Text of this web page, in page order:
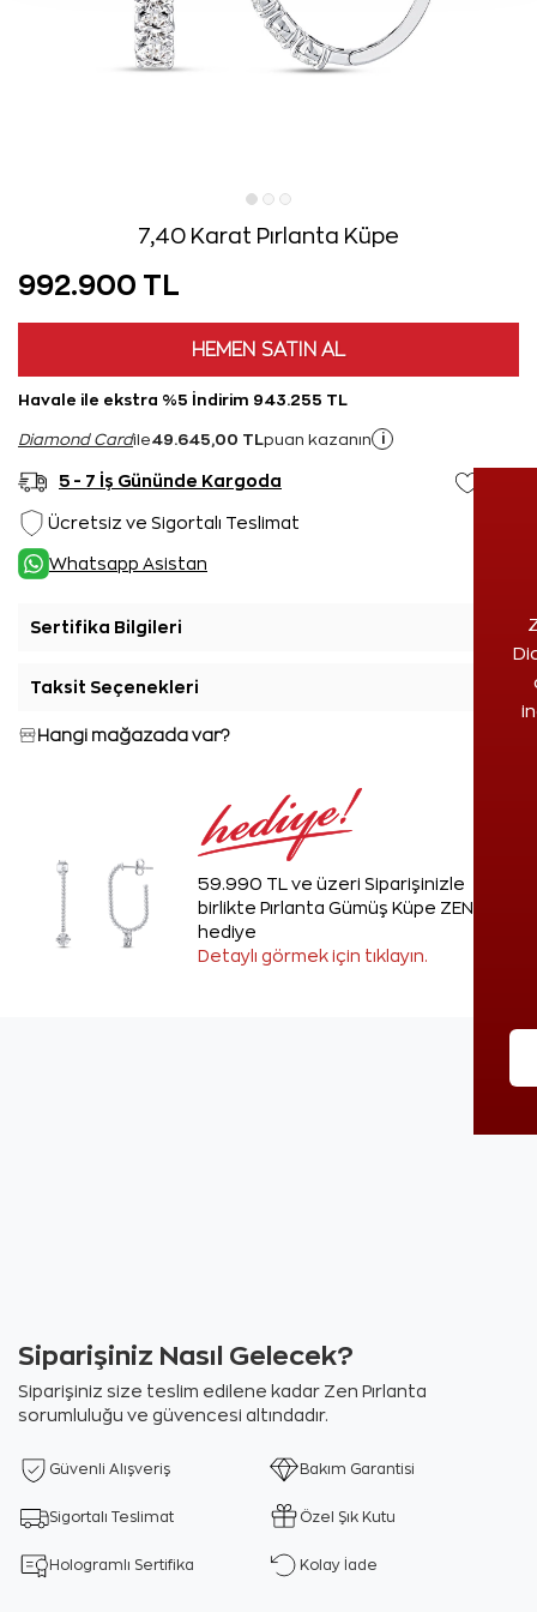
7,40 Karat Pırlanta Küpe
992.900 TL
HEMEN SATIN AL
Havale ile ekstra %5 İndirim 943.255 TL
Diamond Cardile49.645,00 TL puan kazanın i
5 - 7 İş Gününde Kargoda
Ücretsiz ve Sigortalı Teslimat
Whatsapp Asistan
Sertifika Bilgileri
Taksit Seçenekleri
Hangi mağazada var?
59.990 TL ve üzeri Siparişinizle
birlikte Pırlanta Gümüş Küpe ZEN'den
hediye
Detaylı görmek için tıklayın.
Siparişiniz Nasıl Gelecek?
Siparişiniz size teslim edilene kadar Zen Pırlanta
sorumluluğu ve güvencesi altındadır.
Güvenli Alışveriş Bakım Garantisi
Sigortalı Teslimat Özel Şık Kutu
Hologramlı Sertifika Kolay İade